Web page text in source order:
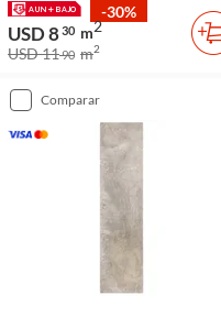
-30%
USD 830 m2
USD 1190 m2
comparar